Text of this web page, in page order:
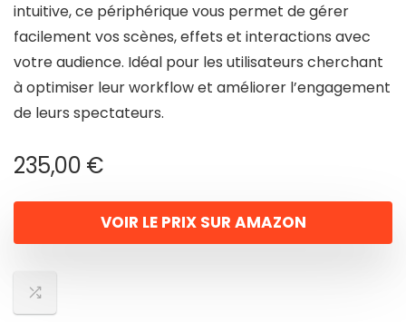
intuitive, ce périphérique vous permet de gérer
facilement vos scènes, effets et interactions avec
votre audience. Idéal pour les utilisateurs cherchant
à optimiser leur workflow et améliorer l’engagement
de leurs spectateurs.
235,00 €
VOIR LE PRIX SUR AMAZON